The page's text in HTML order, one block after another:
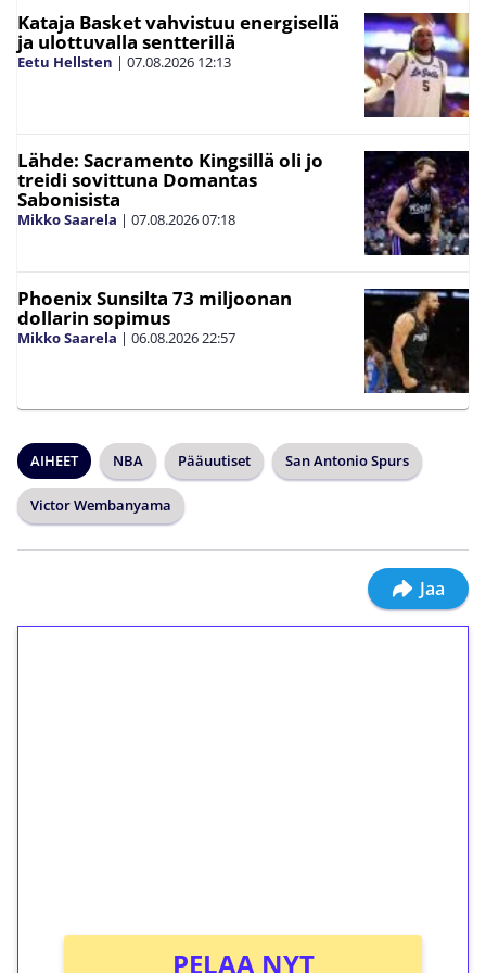
Kataja Basket vahvistuu energisellä
ja ulottuvalla sentterillä
Eetu Hellsten | 07.08.2026 12:13
Lähde: Sacramento Kingsillä oli jo
treidi sovittuna Domantas
Sabonisista
Mikko Saarela | 07.08.202607:18
Phoenix Sunsilta 73 miljoonan
dollarin sopimus
Mikko Saarela | 06.08.202622:57
AIHEET NBA Pääuutiset San Antonio Spurs
Victor Wembanyama
Jaa
PELAA NYT